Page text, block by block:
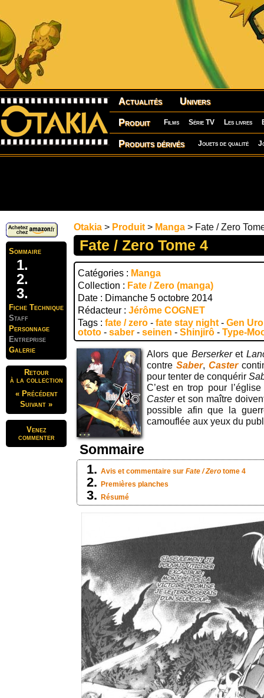
Actualités Univers
Produit Films Série TV Les livres
Produits dérivés Jouets de qualité
Sommaire
Fiche Technique
Staff
Personnage
Entreprise
Galerie
Retour
à la collection
« Précédent
Suivant »
Venez
commenter
Otakia > Produit > Manga > Fate / Zero
Fate / Zero Tome 4
Catégories : Manga
Collection : Fate / Zero (manga)
Date : Dimanche 5 octobre 2014
Rédacteur : Jérôme COGNET
Tags : fate / zero - fate stay night - Gen
ototo - saber - seinen - Shinjirô - Type-
Alors que Berserkeret
contre Saber, Caster
pour tenter de conquérir
C’est en trop pour
Casteret son maître
possible afin que la
camouflée aux yeux du
Sommaire
Avis et commentaire sur Fate / Zero tome 4
Premières planches
Résumé